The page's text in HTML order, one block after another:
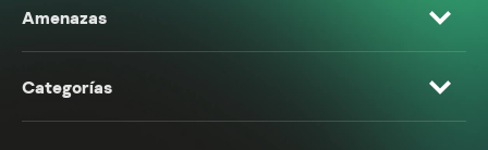
Amenazas
Categorías